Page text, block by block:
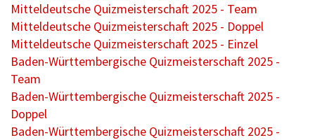
Mitteldeutsche Quizmeisterschaft 2025 - Team
Mitteldeutsche Quizmeisterschaft 2025 - Doppel
Mitteldeutsche Quizmeisterschaft 2025 - Einzel
Baden-Württembergische Quizmeisterschaft 2025 -
Team
Baden-Württembergische Quizmeisterschaft 2025 -
Doppel
Baden-Württembergische Quizmeisterschaft 2025 -